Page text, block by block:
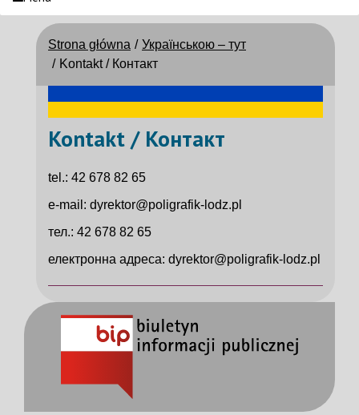
Strona główna
Українською – тут
Kontakt / Контакт
Kontakt / Контакт
tel.: 42 678 82 65
e-mail: dyrektor@poligrafik-lodz.pl
тел.: 42 678 82 65
електронна адреса: dyrektor@poligrafik-lodz.pl